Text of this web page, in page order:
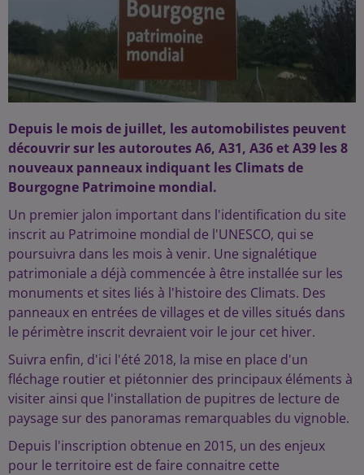
Depuis le mois de juillet, les automobilistes peuvent
découvrir sur les autoroutes A6, A31, A36 et A39 les 8
nouveaux panneaux indiquant les Climats de
Bourgogne Patrimoine mondial.
Un premier jalon important dans l'identification du site
inscrit au Patrimoine mondial de l'UNESCO, qui se
poursuivra dans les mois à venir. Une signalétique
patrimoniale a déjà commencée à être installée sur les
monuments et sites liés à l'histoire des Climats. Des
panneaux en entrées de villages et de villes situés dans
le périmètre inscrit devraient voir le jour cet hiver.
Suivra enfin, d'ici l'été 2018, la mise en place d'un
fléchage routier et piétonnier des principaux éléments à
visiter ainsi que l'installation de pupitres de lecture de
paysage sur des panoramas remarquables du vignoble.
Depuis l'inscription obtenue en 2015, un des enjeux
pour le territoire est de faire connaitre cette